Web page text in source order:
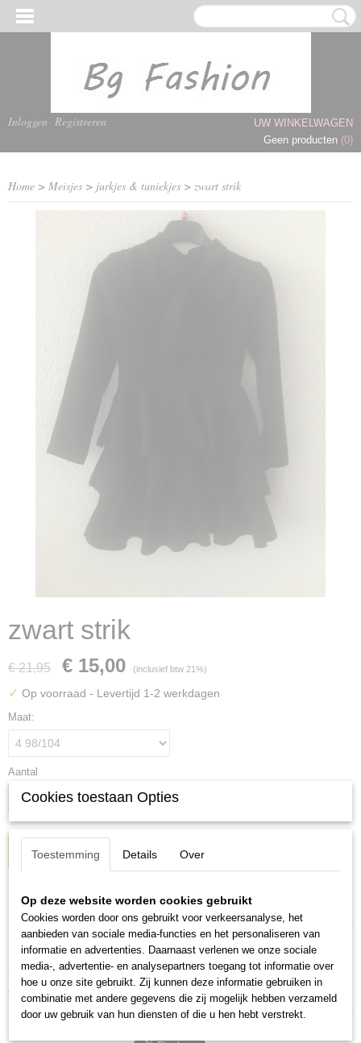
Inloggen Registreren
UW WINKELWAGEN
Geen producten (0)
Home > Meisjes > jurkjes & tuniekjes > zwart strik
zwart strik
€ 21,95 € 15,00 (inclusief btw 21%)
✓ Op voorraad - Levertijd 1-2 werkdagen
Maat:
Aantal
IN WINKELWAGEN
Specificaties
Productcode
002-430
EAN code
002
Productcode leverancier
002
Omschrijving
zwarte jurkjes met strik
98 t/m 164
Cookies toestaan Opties
Toestemming Details Over
Op deze website worden cookies gebruikt
Cookies worden door ons gebruikt voor verkeersanalyse, het
aanbieden van sociale media-functies en het personaliseren van
informatie en advertenties. Daarnaast verlenen we onze sociale
media-, advertentie- en analysepartners toegang tot informatie over
hoe u onze site gebruikt. Zij kunnen deze informatie gebruiken in
combinatie met andere gegevens die zij mogelijk hebben verzameld
door uw gebruik van hun diensten of die u hen hebt verstrekt.